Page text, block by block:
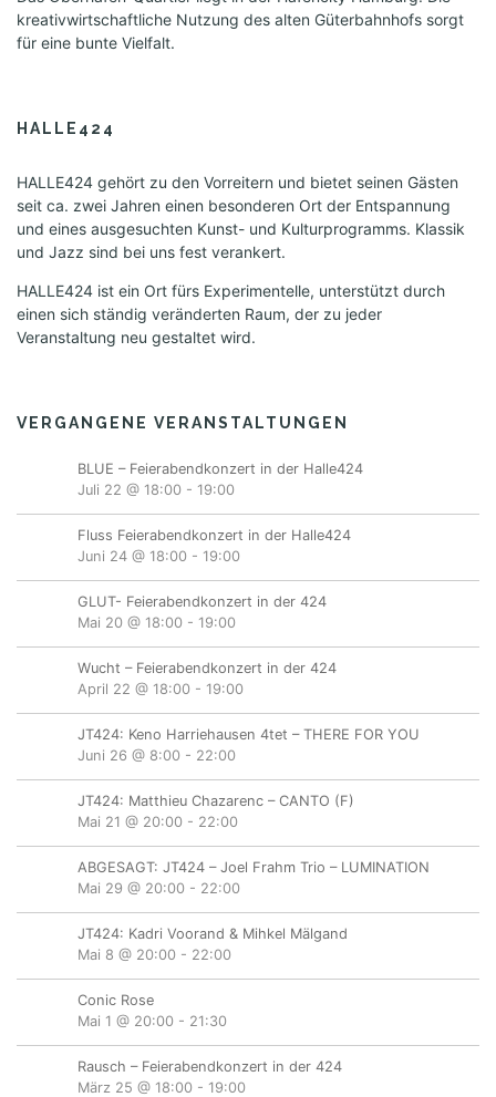
kreativwirtschaftliche Nutzung des alten Güterbahnhofs sorgt
für eine bunte Vielfalt.
HALLE424
HALLE424 gehört zu den Vorreitern und bietet seinen Gästen
seit ca. zwei Jahren einen besonderen Ort der Entspannung
und eines ausgesuchten Kunst- und Kulturprogramms. Klassik
und Jazz sind bei uns fest verankert.
HALLE424 ist ein Ort fürs Experimentelle, unterstützt durch
einen sich ständig veränderten Raum, der zu jeder
Veranstaltung neu gestaltet wird.
VERGANGENE VERANSTALTUNGEN
BLUE – Feierabendkonzert in der Halle424
Juli 22 @ 18:00 - 19:00
Fluss Feierabendkonzert in der Halle424
Juni 24 @ 18:00 - 19:00
GLUT- Feierabendkonzert in der 424
Mai 20 @ 18:00 - 19:00
Wucht – Feierabendkonzert in der 424
April 22 @ 18:00 - 19:00
JT424: Keno Harriehausen 4tet – THERE FOR YOU
Juni 26 @ 8:00 - 22:00
JT424: Matthieu Chazarenc – CANTO (F)
Mai 21 @ 20:00 - 22:00
ABGESAGT: JT424 – Joel Frahm Trio – LUMINATION
Mai 29 @ 20:00 - 22:00
JT424: Kadri Voorand & Mihkel Mälgand
Mai 8 @ 20:00 - 22:00
Conic Rose
Mai 1 @ 20:00 - 21:30
Rausch – Feierabendkonzert in der 424
März 25 @ 18:00 - 19:00